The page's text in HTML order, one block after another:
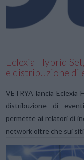
Eclexia Hybrid
e distribuzione di
VETRYA lancia Eclexia
distribuzione di
permette ai relatori di
network oltre che sui